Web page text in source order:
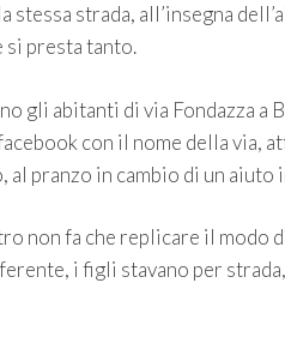
strada, all’insegna
si presta tanto.
gli abitanti di via Fondazza a
con il nome della via,
pranzo in cambio di un
non fa che replicare il modo
i figli stavano per